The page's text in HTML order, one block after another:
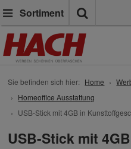
Sortiment
Sie befinden sich hier: Home
Homeoffice Ausstattung
USB-Stick mit 4GB in
USB-Stick mit